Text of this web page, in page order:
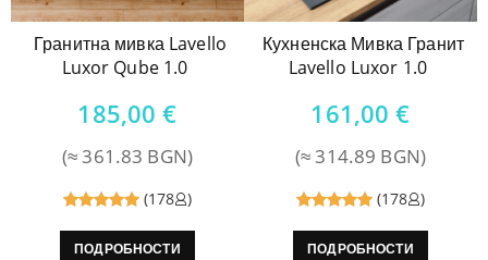
Гранитна мивка Lavello
Luxor Qube 1.0
185,00€
(≈ 361.83 BGN)
out of
(178 )
ПОДРОБНОСТИ
Кухненска Мивка Гранит
Lavello Luxor 1.0
161,00€
(≈ 314.89 BGN)
out of
(178 )
ПОДРОБНОСТИ